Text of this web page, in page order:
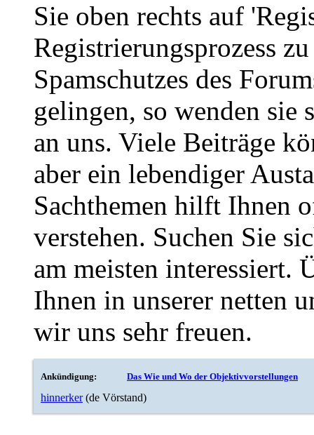
Sie oben rechts auf
Registrierungsprozess
Spamschutzes des
gelingen, so wenden sie
an uns. Viele Beiträge
aber ein lebendiger
Sachthemen hilft Ihnen
verstehen. Suchen Sie
am meisten interessiert.
Ihnen in unserer netten
wir uns sehr freuen.
Ankündigung: Das Wie und Wo der Objektivvorstellungen
hinnerker (de Vörstand)